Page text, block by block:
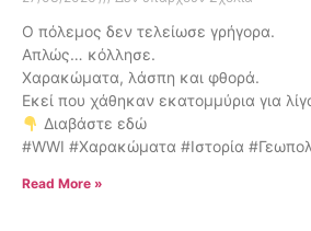
Ο πόλεμος δεν τελείωσε γρήγορα.
Απλώς… κόλλησε.
Χαρακώματα, λάσπη και φθορά.
Εκεί που χάθηκαν εκατομμύρια για
Διαβάστε εδώ
#WWI #Χαρακώματα #Ιστορία
Read More »